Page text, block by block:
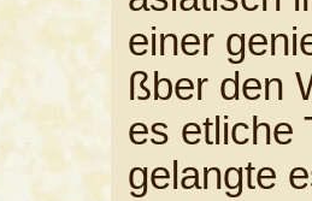
einer
ßber den
es etliche
gelangte